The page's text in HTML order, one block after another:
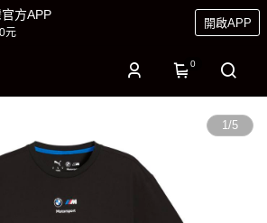
方APP
元
開啟APP
0
1/5